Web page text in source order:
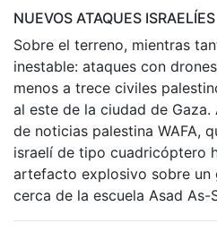
NUEVOS ATAQUES ISRAELÍES
Sobre el terreno, mientras
inestable: ataques con
menos a trece civiles
al este de la ciudad de
de noticias palestina WAFA,
israelí de tipo cuadricóptero
artefacto explosivo sobre un
cerca de la escuela Asad As-